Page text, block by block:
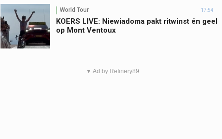
World Tour 17:54
KOERS LIVE: Niewiadoma pakt ritwinst én geel
op Mont Ventoux
▼ Ad by Refinery89